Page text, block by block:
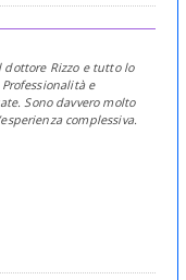
dottore Rizzo e tutto lo
e
Sono davvero molto
complessiva.